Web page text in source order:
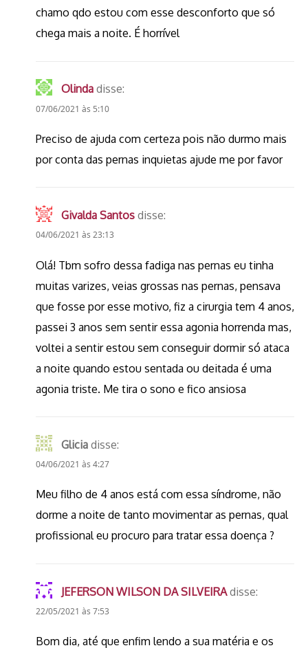
chamo qdo estou com esse desconforto que só
chega mais a noite. É horrível
Olinda disse:
07/06/2021 às 5:10
Preciso de ajuda com certeza pois não durmo mais
por conta das pernas inquietas ajude me por favor
Givalda Santos disse:
04/06/2021 às 23:13
Olá! Tbm sofro dessa fadiga nas pernas eu tinha
muitas varizes, veias grossas nas pernas, pensava
que fosse por esse motivo, fiz a cirurgia tem 4 anos,
passei 3 anos sem sentir essa agonia horrenda mas,
voltei a sentir estou sem conseguir dormir só ataca
a noite quando estou sentada ou deitada é uma
agonia triste. Me tira o sono e fico ansiosa
Glicia disse:
04/06/2021 às 4:27
Meu filho de 4 anos está com essa síndrome, não
dorme a noite de tanto movimentar as pernas, qual
profissional eu procuro para tratar essa doença ?
JEFERSON WILSON DA SILVEIRA disse:
22/05/2021 às 7:53
Bom dia, até que enfim lendo a sua matéria e os